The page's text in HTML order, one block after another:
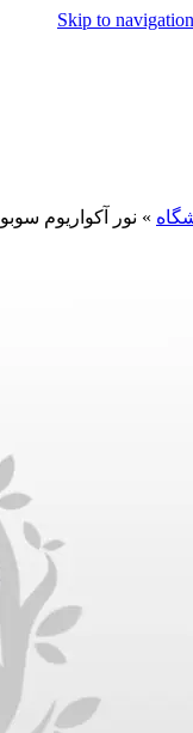
Skip to navigation
» نور آکواریوم سوبو AL 300